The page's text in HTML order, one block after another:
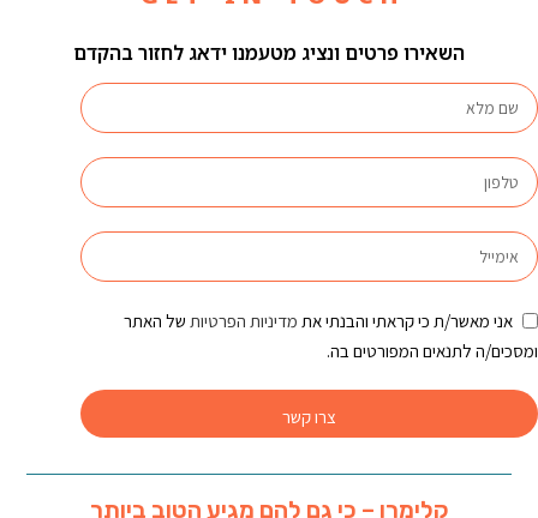
השאירו פרטים ונציג מטעמנו ידאג לחזור בהקדם
אני מאשר/ת כי קראתי והבנתי את מדיניות הפרטיות של האתר
ומסכים/ה לתנאים המפורטים בה.
צרו קשר
קלימרו – כי גם להם מגיע הטוב ביותר